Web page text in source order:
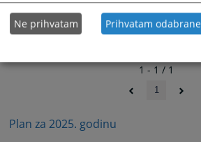
Plan za 2025. godinu
1 - 1 / 1
1
Ne prihvatam Prihvatam odabrane